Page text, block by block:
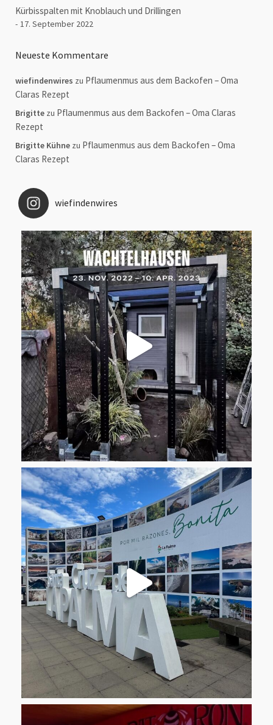
Kürbisspalten mit Knoblauch und Drillingen
17. September 2022
Neueste Kommentare
wiefindenwires zu Pflaumenmus aus dem Backofen – Oma
Claras Rezept
Brigitte zu Pflaumenmus aus dem Backofen – Oma Claras
Rezept
Brigitte Kühne zu Pflaumenmus aus dem Backofen – Oma
Claras Rezept
wiefindenwires